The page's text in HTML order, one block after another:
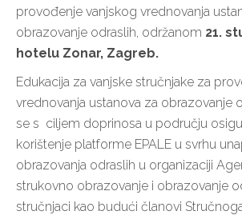
provođenje vanjskog vrednovanja
obrazovanje odraslih, održanom 21.
hotelu Zonar, Zagreb.
Edukacija za vanjske stručnjake za
vrednovanja ustanova za obrazovanje
se s ciljem doprinosa u području
korištenje platforme EPALE u svrhu
obrazovanja odraslih u organizaciji
strukovno obrazovanje i obrazovanje
stručnjaci kao budući članovi